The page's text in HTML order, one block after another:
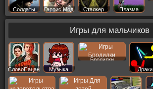
Солдаты Гаррис Мод Сталкер Плазма
Игры для мальчиков
СловоПацана Музыка
Бродилки
Драки